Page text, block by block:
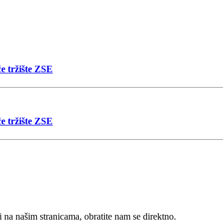
tržište ZSE
tržište ZSE
našim stranicama, obratite nam se direktno.